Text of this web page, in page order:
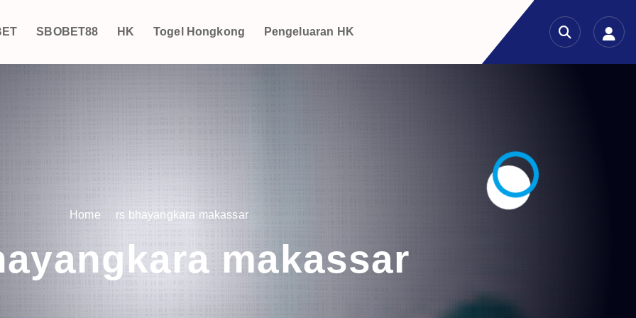
SBOBET88 HK Togel Hongkong Pengeluaran HK
Home rs bhayangkara makassar
makassar